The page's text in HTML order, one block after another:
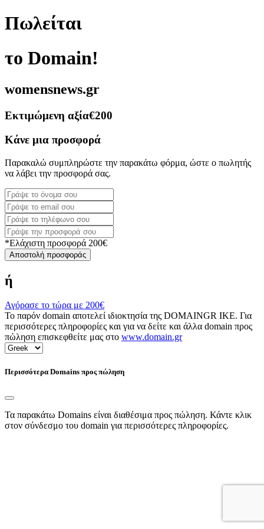
Πωλείται
το Domain!
womensnews.gr
Εκτιμώμενη αξία€200
Κάνε μια προσφορά
Παρακαλώ συμπληρώστε την παρακάτω φόρμα, ώστε ο πωλητής
να λάβει την προσφορά σας.
*Ελάχιστη προσφορά 200€
Αποστολή προσφοράς
ή
Αγόρασε το τώρα με 200€
Το παρόν domain αποτελεί ιδιοκτησία της DOMAINGR ΙΚΕ. Για
περισσότερες πληροφορίες και για να δείτε και άλλα domain προς
πώληση επισκεφθείτε μας στο www.domain.gr
Περισσότερα Domains προς πώληση
Τα παρακάτω Domains είναι διαθέσιμα προς πώληση. Κάντε κλικ
στον σύνδεσμο του domain για περισσότερες πληροφορίες.